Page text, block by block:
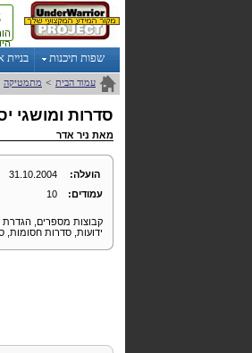
שפות תיכנות בניית
עמוד הבית > מתמטיקה
סדרות ומושגי
מאת ניר אדר
הועלה: 31.10.2004
עמודים:
10
קבוצות מספרים, הגדרת
ידועות, סדרות חסומות,